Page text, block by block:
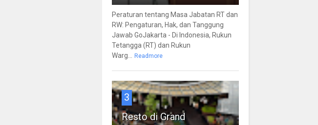
Peraturan tentang Masa Jabatan RT dan
RW: Pengaturan, Hak, dan Tanggung
Jawab GoJakarta - Di Indonesia, Rukun
Tetangga (RT) dan Rukun
Warg... Readmore
3
Resto di Grand